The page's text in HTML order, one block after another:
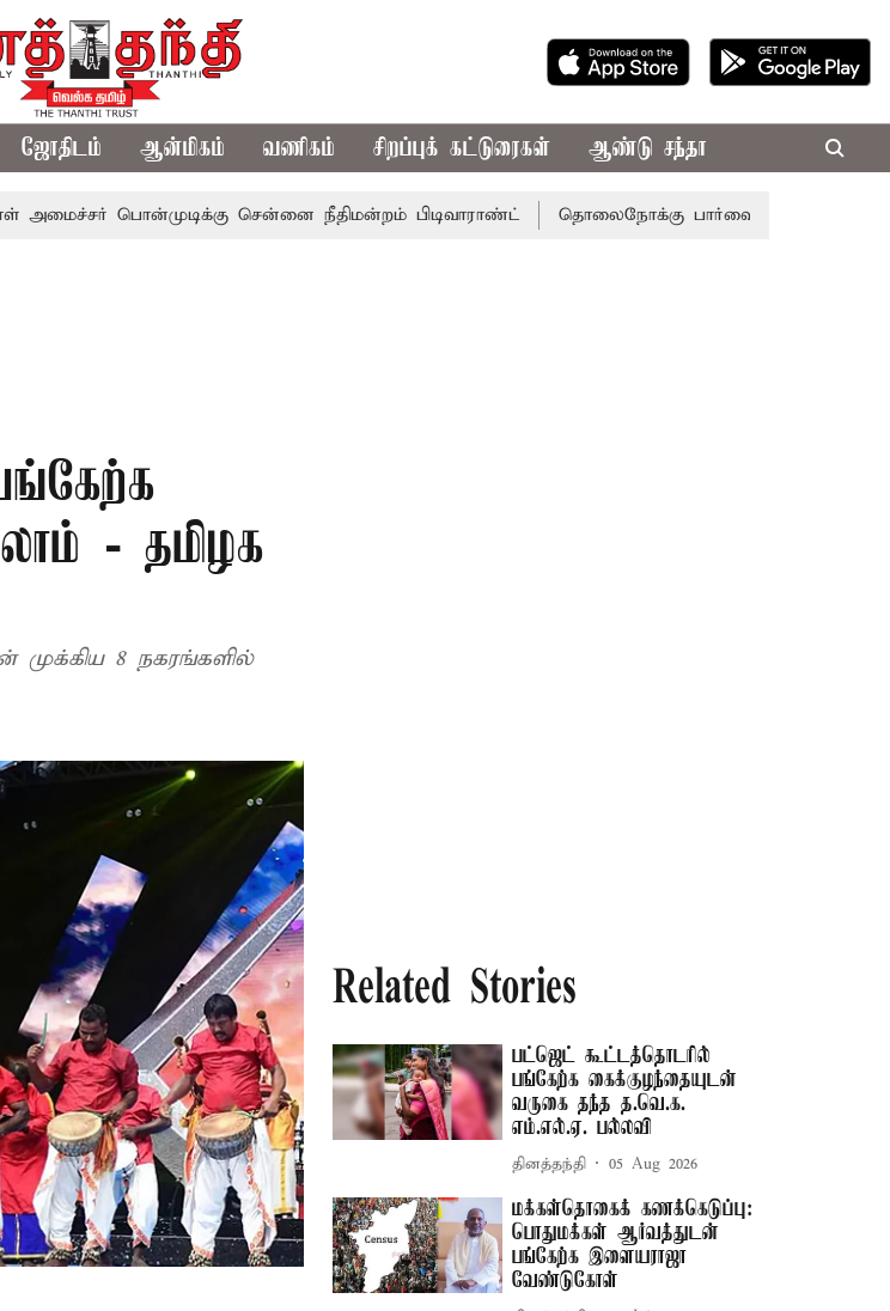
ஜோதிடம் ஆன்மிகம் வணிகம் சிறப்புக் கட்டுரைகள் ஆண்டு சந்தா
பொன்முடிக்கு சென்னை நீதிமன்றம் பிடிவாராண்ட் தொலைநோக்கு பார்வையுடன் கூடிய வேளாண்
- தமிழக
முக்கிய 8 நகரங்களில்
Related Stories
பட்ஜெட் கூட்டத்தொடரில்
பங்கேற்க கைக்குழந்தையுடன்
வருகை தந்த த.வெ.க.
எம்.எல்.ஏ. பல்லவி
தினத்தந்தி 05 Aug 2026
மக்கள்தொகைக் கணக்கெடுப்பு:
பொதுமக்கள் ஆர்வத்துடன்
பங்கேற்க இளையராஜா
வேண்டுகோள்